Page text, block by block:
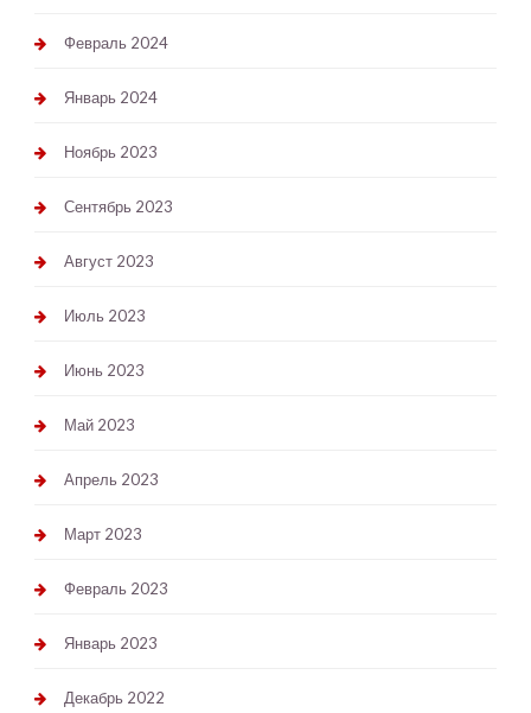
Февраль 2024
Январь 2024
Ноябрь 2023
Сентябрь 2023
Август 2023
Июль 2023
Июнь 2023
Май 2023
Апрель 2023
Март 2023
Февраль 2023
Январь 2023
Декабрь 2022